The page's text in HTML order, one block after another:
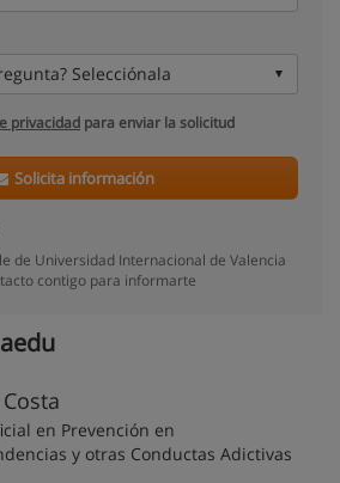
Selecciónala
privacidad para enviar la solicitud
Solicita información
de Universidad Internacional de Valencia
contigo para informarte
en Prevención en
y otras Conductas Adictivas